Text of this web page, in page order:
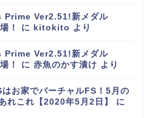
Prime Ver2.51!新メダル
！
に kitokito より
Prime Ver2.51!新メダル
！
に 赤魚のかす漬け より
お家でバーチャルFS！5月の
れこれ【2020年5月2日】
に